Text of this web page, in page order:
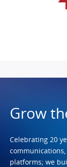
Grow
Celebrating 20
communications,
platforms; we